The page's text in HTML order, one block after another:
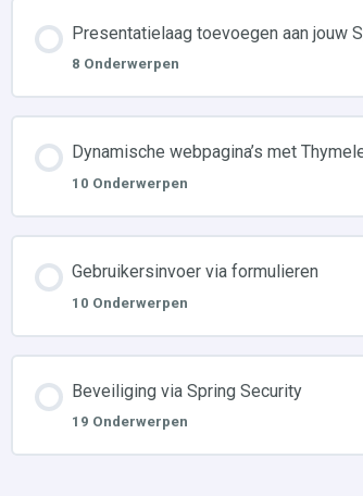
Presentatielaag toevoegen aan jouw
8 Onderwerpen
Dynamische webpagina’s met
10 Onderwerpen
Gebruikersinvoer via formulieren
10 Onderwerpen
Beveiliging via Spring Security
19 Onderwerpen